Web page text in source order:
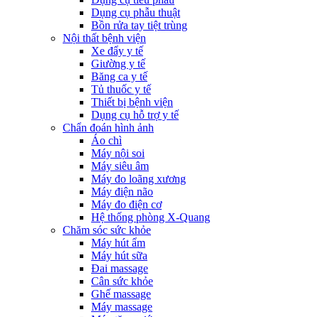
Dụng cụ phẫu thuật
Bồn rửa tay tiệt trùng
Nội thất bệnh viện
Xe đẩy y tế
Giường y tế
Băng ca y tế
Tủ thuốc y tế
Thiết bị bệnh viện
Dụng cụ hỗ trợ y tế
Chẩn đoán hình ảnh
Áo chì
Máy nội soi
Máy siêu âm
Máy đo loãng xương
Máy điện não
Máy đo điện cơ
Hệ thống phòng X-Quang
Chăm sóc sức khỏe
Máy hút ẩm
Máy hút sữa
Đai massage
Cân sức khỏe
Ghế massage
Máy massage